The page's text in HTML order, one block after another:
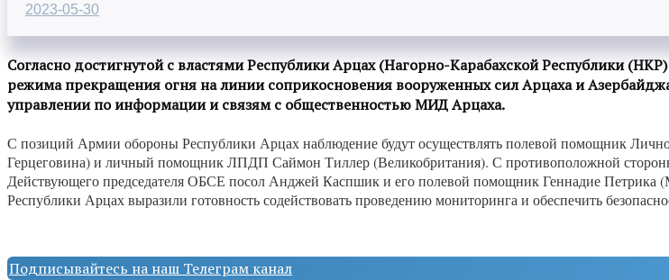
2023-05-30
Согласно достигнутой с властями Республики Арцах (Нагорно-Карабахской Республики
режима прекращения огня на линии соприкосновения вооруженных сил Арцаха и
управлении по информации и связям с общественностью МИД Арцаха.
С позиций Армии обороны Республики Арцах наблюдение будут осуществлять полевой помощник
Герцеговина) и личный помощник ЛПДП Саймон Тиллер (Великобритания). С противоположной
Действующего председателя ОБСЕ посол Анджей Каспшик и его полевой помощник Геннадие
Республики Арцах выразили готовность содействовать проведению мониторинга и обеспечить
Подписывайтесь на наш Телеграм канал